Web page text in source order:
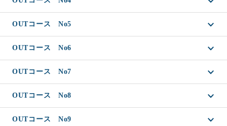
OUTコース No5
OUTコース No6
OUTコース No7
OUTコース No8
OUTコース No9